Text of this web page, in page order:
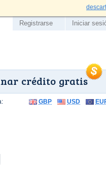
crédito gratis
Registrarse Iniciar
GBP USD